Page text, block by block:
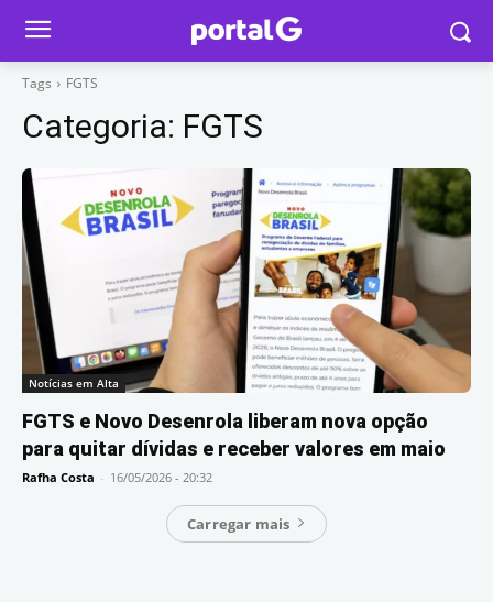
Tags FGTS
Categoria: FGTS
Notícias em Alta
FGTS e Novo Desenrola liberam nova opção
para quitar dívidas e receber valores em maio
Rafha Costa - 16/05/2026 - 20:32
Carregar mais